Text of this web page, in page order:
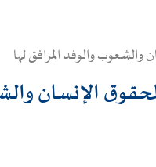
والشعوب والوفد المرافق لها
الإنسان